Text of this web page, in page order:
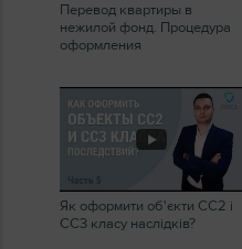
Перевод квартиры в
нежилой фонд. Процедура
оформления
Як оформити об'єкти СС2 і
СС3 класу наслідків?